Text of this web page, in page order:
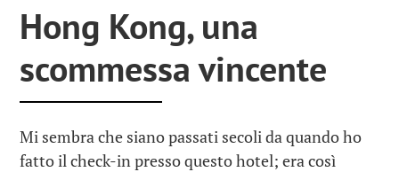
Hong Kong, una
scommessa vincente
Mi sembra che siano passati secoli da quando ho
fatto il check-in presso questo hotel; era così